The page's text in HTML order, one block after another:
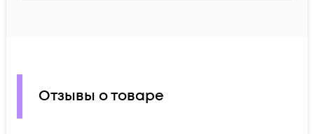
Отзывы о товаре